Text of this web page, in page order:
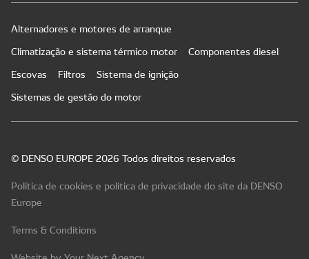
Alternadores e motores de arranque
Climatização e sistema térmico motor
Componentes diesel
Escovas
Filtros
Sistema de ignição
Sistemas de gestão do motor
© DENSO EUROPE 2026 Todos direitos reservados
Política de cookies e política de privacidade do site da DENSO
Europe
Terms & Conditions